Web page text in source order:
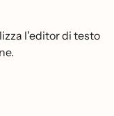
l'editor di testo